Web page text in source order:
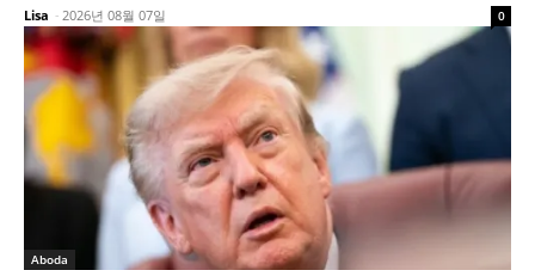
Lisa - 2026년 08월 07일 0
Aboda